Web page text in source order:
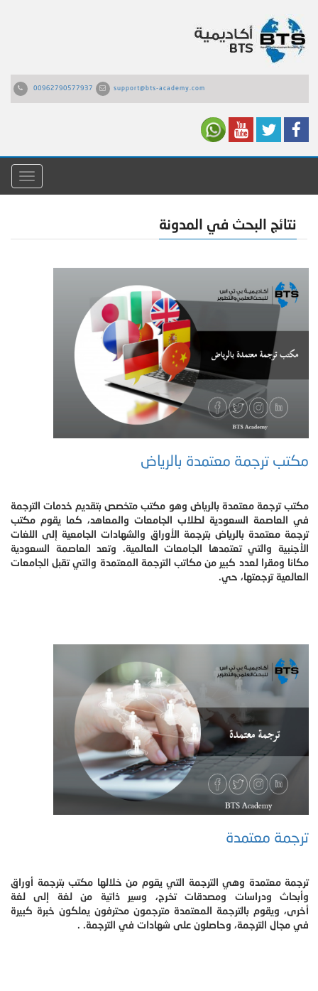
00962790577937 support@bts-academy.com
القائمة
نتائج البحث في المدونة
مكتب ترجمة معتمدة بالرياض
مكتب ترجمة معتمدة بالرياض وهو مكتب متخصص بتقديم خدمات الترجمة
في العاصمة السعودية لطلاب الجامعات والمعاهد، كما يقوم مكتب
ترجمة معتمدة بالرياض بترجمة الأوراق والشهادات الجامعية إلى اللغات
الأجنبية والتي تعتمدها الجامعات العالمية. وتعد العاصمة السعودية
مكانا ومقرا لعدد كبير من مكاتب الترجمة المعتمدة والتي تقبل الجامعات
العالمية ترجمتها، حي.
ترجمة معتمدة
ترجمة معتمدة وهي الترجمة التي يقوم من خلالها مكتب بترجمة أوراق
وأبحاث ودراسات ومصدقات تخرج، وسير ذاتية من لغة إلى لغة
أخرى، ويقوم بالترجمة المعتمدة مترجمون محترفون يملكون خبرة كبيرة
في مجال الترجمة، وحاصلون على شهادات في الترجمة. .